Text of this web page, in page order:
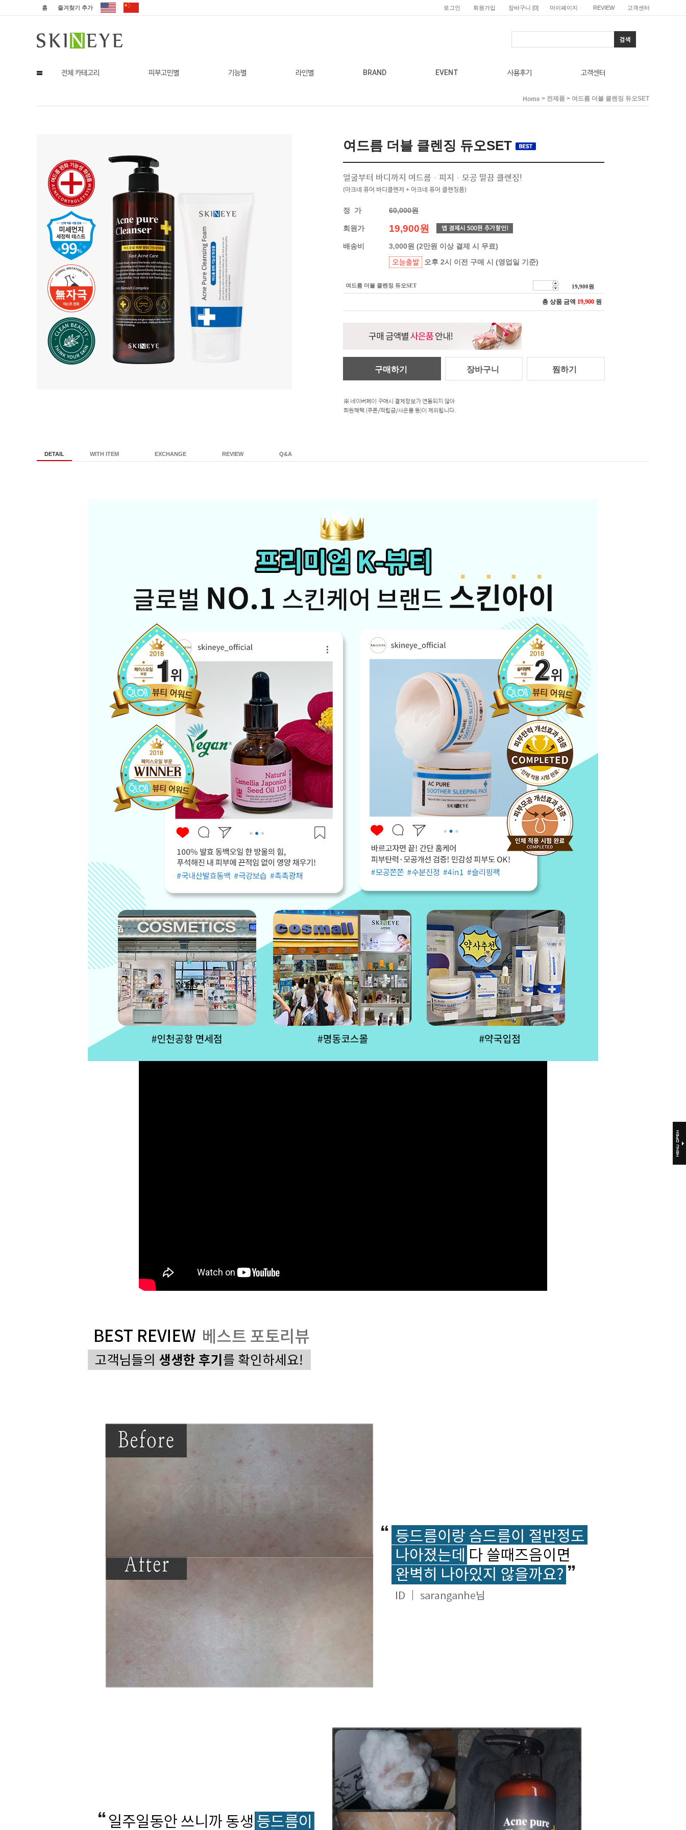
홈 즐겨찾기 추가 로그인 회원가입 장바구니 [0] 마이페이지 REVIEW 고객센터
전체 카테고리 피부고민별 기능별 라인별 BRAND EVENT 사용후기 고객센터
Home > 전제품 > 여드름 더블 클렌징 듀오SET
여드름 더블 클렌징 듀오SET
얼굴부터 바디까지 여드름·피지·모공 말끔 클렌징!
(아크네 퓨어 바디클렌저 + 아크네 퓨어 클렌징폼)
정 가 60,000원
회원가 19,900원
배송비 3,000원 (2만원 이상 결제 시 무료)
오후 2시 이전 구매 시 (영업일 기준)
여드름 더블 클렌징 듀오SET 19,900원
총 상품 금액 19,900 원
구매하기 장바구니 찜하기
DETAIL WITH ITEM EXCHANGE REVIEW Q&A